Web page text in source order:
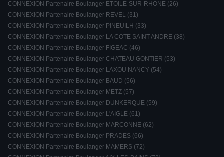
CONNEXION Partenaire Boulanger ETOILE-SUR-RHONE (26)
CONNEXION Partenaire Boulanger REVEL (31)
CONNEXION Partenaire Boulanger PINEUILH (33)
CONNEXION Partenaire Boulanger LA COTE SAINT ANDRE (38)
CONNEXION Partenaire Boulanger FIGEAC (46)
CONNEXION Partenaire Boulanger CHATEAU GONTIER (53)
CONNEXION Partenaire Boulanger LAXOU NANCY (54)
CONNEXION Partenaire Boulanger BAUD (56)
CONNEXION Partenaire Boulanger METZ (57)
CONNEXION Partenaire Boulanger DUNKERQUE (59)
CONNEXION Partenaire Boulanger L'AIGLE (61)
CONNEXION Partenaire Boulanger MARCONNE (62)
CONNEXION Partenaire Boulanger PRADES (66)
CONNEXION Partenaire Boulanger MAMERS (72)